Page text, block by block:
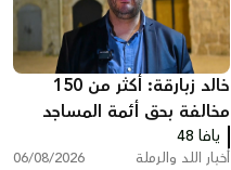
خالد زبارقة: أكثر من 150
مخالفة بحق أئمة المساجد
بسبب رفع الأذان في اللد
يافا 48
أخبار اللد والرملة 06/08/2026